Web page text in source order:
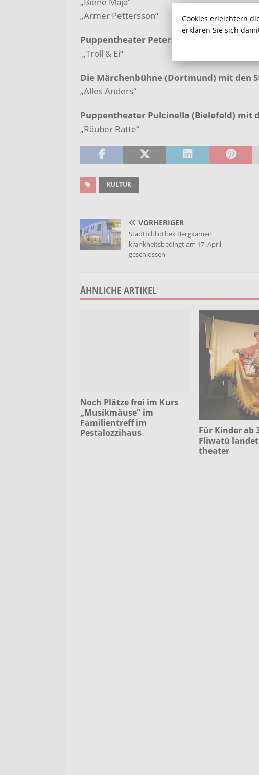
„Armer Pettersson“
Puppentheater Petersilie (Duisburg) mit
„Troll & Ei“
Die Märchenbühne (Dortmund) mit den
„Alles Anders“
Puppentheater Pulcinella (Bielefeld) mit
„Räuber Ratte“
KULTUR
VORHERIGER
Stadtbibliothek Bergkamen
krankheitsbedingt am 17. April
geschlossen
ÄHNLICHE ARTIKEL
Noch Plätze frei im Kurs
„Musikmäuse“ im
Familientreff im
Pestalozzihaus
Für Kinder ab
Fliwatü
theater
Cookies erleichtern
erklären Sie sich